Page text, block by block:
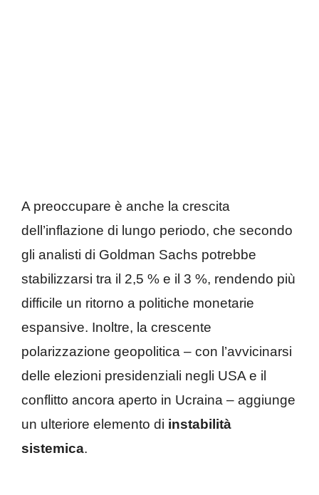
A preoccupare è anche la crescita
dell’inflazione di lungo periodo, che secondo
gli analisti di Goldman Sachs potrebbe
stabilizzarsi tra il 2,5 % e il 3 %, rendendo più
difficile un ritorno a politiche monetarie
espansive. Inoltre, la crescente
polarizzazione geopolitica – con l’avvicinarsi
delle elezioni presidenziali negli USA e il
conflitto ancora aperto in Ucraina – aggiunge
un ulteriore elemento di instabilità
sistemica.